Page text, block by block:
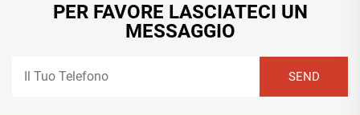
PER FAVORE LASCIATECI UN
MESSAGGIO